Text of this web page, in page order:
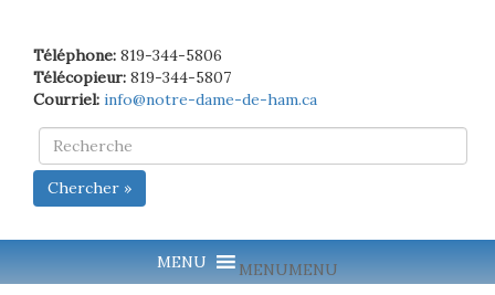
Téléphone: 819-344-5806
Télécopieur: 819-344-5807
Courriel: info@notre-dame-de-ham.ca
Chercher »
MENUMENU